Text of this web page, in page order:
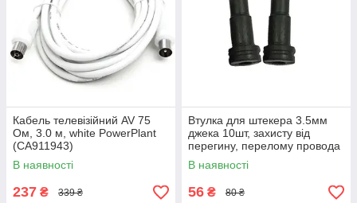
Кабель телевізійний AV 75
Ом, 3.0 м, white PowerPlant
(CA911943)
В наявності
237 ₴ 339 ₴
Втулка для штекера 3.5мм
джека 10шт, захисту від
перегину, перелому провода
В наявності
56 ₴ 80 ₴